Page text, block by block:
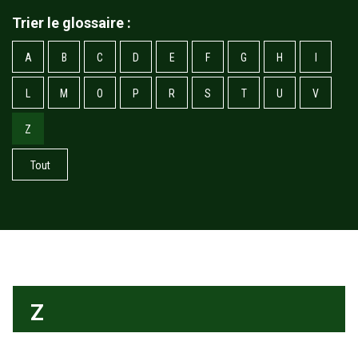
Trier le glossaire :
A B C D E F G H I
L M O P R S T U V
Z
Tout
Z